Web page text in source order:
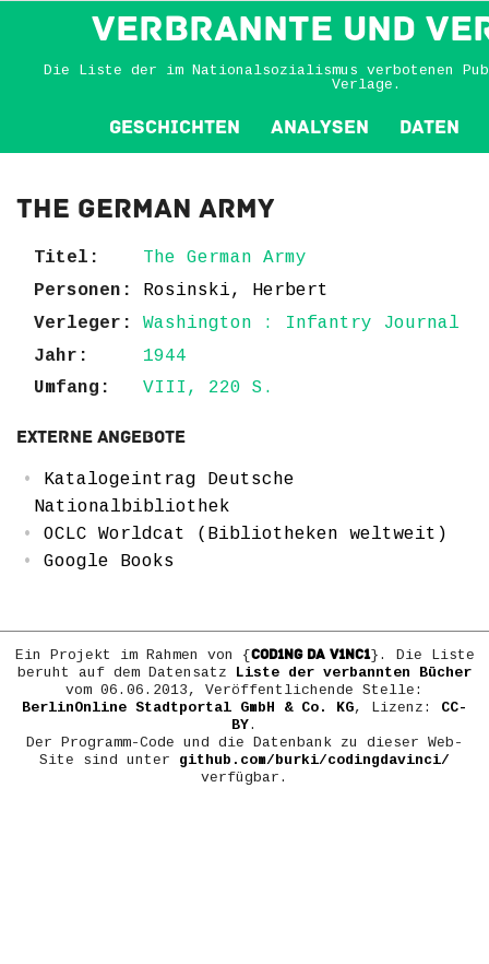
VERBRANNTE und
Die Liste der im Nationalsozialismus verbotenen
Verlage.
Geschichten Analysen Daten
The German Army
Titel:
The German Army
Personen:
Rosinski, Herbert
Verleger:
Washington : Infantry Journal
Jahr:
1944
Umfang:
VIII, 220 S.
Externe Angebote
Katalogeintrag Deutsche
Nationalbibliothek
OCLC Worldcat (Bibliotheken weltweit)
Google Books
Ein Projekt im Rahmen von {COD1NG DA V1NC1}. Die Liste
beruht auf dem Datensatz Liste der verbannten Bücher
vom 06.06.2013, Veröffentlichende Stelle:
BerlinOnline Stadtportal GmbH & Co. KG, Lizenz: CC-
BY.
Der Programm-Code und die Datenbank zu dieser Web-
Site sind unter github.com/burki/codingdavinci/
verfügbar.